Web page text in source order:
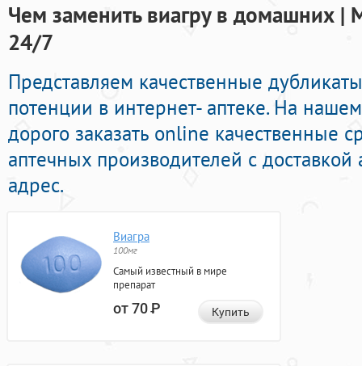
Чем заменить виагру в домашних |
24/7
Представляем качественные
потенции в интернет- аптеке. На
дорого заказать online качественные
аптечных производителей с
адрес.
Виагра
100мг
Самый известный в мире
препарат
от 70Р Купить